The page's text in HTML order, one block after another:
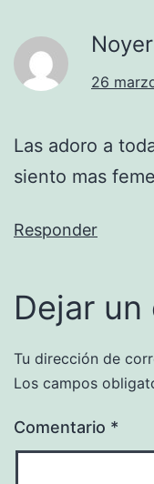
Noyer
26
Las adoro a
siento mas
Responder
Dejar
Tu dirección de
Los campos
Comentario *